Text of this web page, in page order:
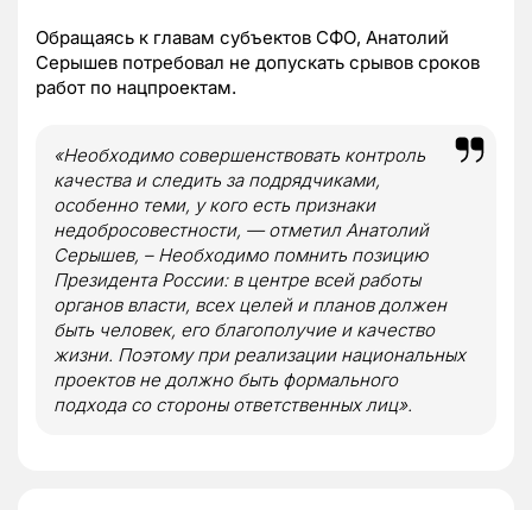
Обращаясь к главам субъектов СФО, Анатолий
Серышев потребовал не допускать срывов сроков
работ по нацпроектам.
«Необходимо совершенствовать контроль
качества и следить за подрядчиками,
особенно теми, у кого есть признаки
недобросовестности, — отметил Анатолий
Серышев, – Необходимо помнить позицию
Президента России: в центре всей работы
органов власти, всех целей и планов должен
быть человек, его благополучие и качество
жизни. Поэтому при реализации национальных
проектов не должно быть формального
подхода со стороны ответственных лиц».